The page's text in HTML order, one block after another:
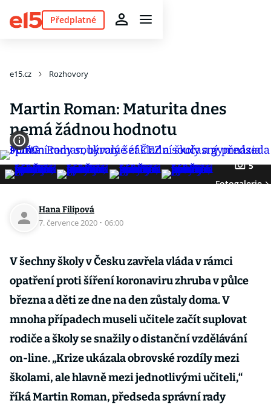
Předplatné
e15.cz Rozhovory
Martin Roman: Maturita dnes
nemá žádnou hodnotu
5
Fotogalerie
Hana Filipová
7. července 2020 · 06:00
V šechny školy v Česku zavřela vláda v rámci
opatření proti šíření koronaviru zhruba v půlce
března a děti ze dne na den zůstaly doma. V
mnoha případech museli učitele začít suplovat
rodiče a školy se snažily o distanční vzdělávání
on-line. „Krize ukázala obrovské rozdíly mezi
školami, ale hlavně mezi jednotlivými učiteli,“
říká Martin Roman, předseda správní rady